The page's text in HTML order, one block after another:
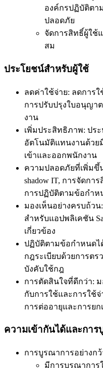
องค์กรปฏิบัติตา
ปลอดภัย
จัดการสิทธิ์ผู้ใช้
สม
ประโยชน์สำหรับผู้ใช้
ลดค่าใช้จ่าย: ลดการ
การปรับปรุงใบอนุญา
งาน
เพิ่มประสิทธิภาพ: ปร
อัตโนมัติแทนงานด้วย
เข้าและออกพนักงาน
ความปลอดภัยที่เพิ่มขึ้
shadow IT, การจัดกา
การปฏิบัติตามข้อกำห
มองเห็นอย่างครบถ้ว
สำหรับแอปพลิเคชัน
เกี่ยวข้อง
ปฏิบัติตามข้อกำหนดไ
กฎระเบียบด้วยการตร
บังคับใช้กฎ
การตัดสินใจที่ดีกว่า:
กับการใช้และการใช้จ่
การต่ออายุและการย
ความเข้ากันได้และการ
การบูรณาการอย่างกว้
มีการบูรณาการ